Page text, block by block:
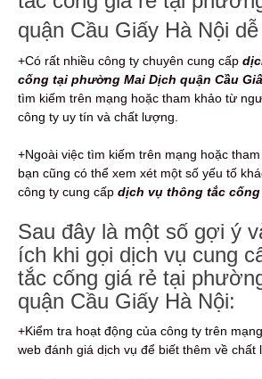
quận Cầu Giấy Hà Nội
+Có rất nhiều công ty chuyên cung cấp
cống tại phường Mai Dịch quận Cầu
tìm kiếm trên mạng hoặc tham khảo từ
công ty uy tín và chất lượng.
+Ngoài việc tìm kiếm trên mạng hoặc
bạn cũng có thể xem xét một số yếu tố
công ty cung cấp dịch vụ thông tắc cống
Sau đây là một số gợi ý
ích khi gọi dịch vụ cung
tắc cống giá rẻ tại
quận Cầu Giấy Hà Nội:
+Kiểm tra hoạt động của công ty trên
web đánh giá dịch vụ để biết thêm về chất